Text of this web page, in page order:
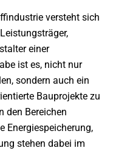
versteht sich
einer
ist es, nicht nur
sondern auch ein
Bauprojekte zu
den Bereichen
Energiespeicherung,
stehen dabei im